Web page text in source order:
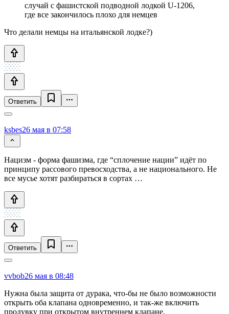
случай с фашистской подводной лодкой U-1206,
где все закончилось плохо для немцев
Что делали немцы на итальянской лодке?)
Ответить
ksbes26 мая в 07:58
Нацизм - форма фашизма, где “сплочение нации” идёт по
принципу рассового превосходства, а не национального. Не
все мусье хотят разбираться в сортах …
Ответить
vvbob26 мая в 08:48
Нужна была защита от дурака, что-бы не было возможности
открыть оба клапана одновременно, и так-же включить
продувку при открытом внутреннем клапане.